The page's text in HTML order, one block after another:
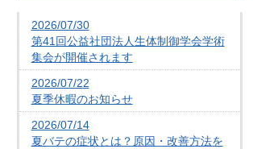
2026/07/30
第41回公益社団法人生体制御学会学術
集会が開催されます
2026/07/22
夏季休暇のお知らせ
2026/07/14
夏バテの症状とは？原因・改善方法を